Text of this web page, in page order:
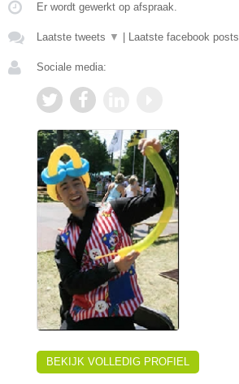
Er wordt gewerkt op afspraak.
Laatste tweets ▼ Laatste facebook posts
Sociale media:
BEKIJK VOLLEDIG PROFIEL